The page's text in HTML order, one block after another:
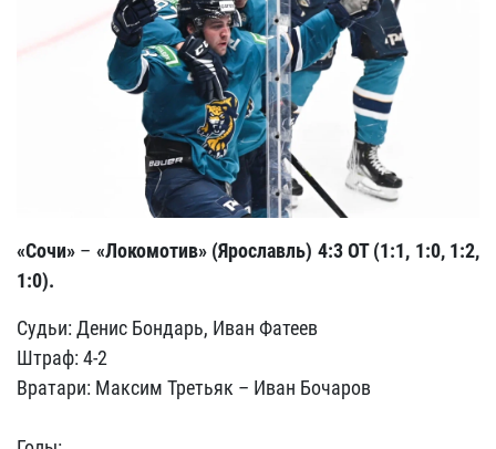
«Сочи» – «Локомотив» (Ярославль) 4:3 ОТ (1:1, 1:0, 1:2,
1:0).
Судьи: Денис Бондарь, Иван Фатеев
Штраф: 4-2
Вратари: Максим Третьяк – Иван Бочаров